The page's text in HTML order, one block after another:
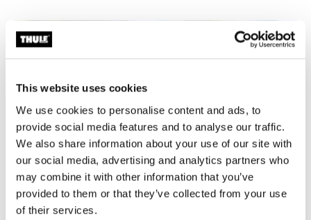
This website uses cookies
We use cookies to personalise content and ads, to
provide social media features and to analyse our traffic.
We also share information about your use of our site with
our social media, advertising and analytics partners who
may combine it with other information that you’ve
provided to them or that they’ve collected from your use
of their services.